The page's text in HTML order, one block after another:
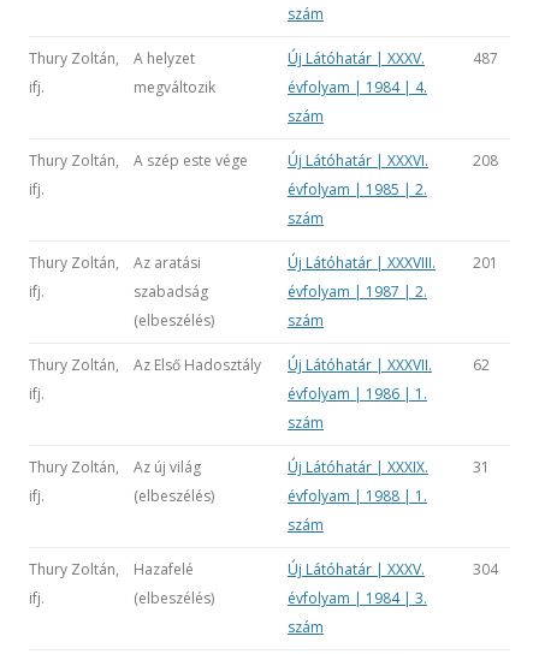
szám
Thury Zoltán,
ifj.
A helyzet
megváltozik
Új Látóhatár | XXXV.
évfolyam | 1984 | 4.
szám
487
Thury Zoltán,
ifj.
A szép este vége
Új Látóhatár | XXXVI.
évfolyam | 1985 | 2.
szám
208
Thury Zoltán,
ifj.
Az aratási
szabadság
(elbeszélés)
Új Látóhatár | XXXVIII.
évfolyam | 1987 | 2.
szám
201
Thury Zoltán,
ifj.
Az Első Hadosztály
Új Látóhatár | XXXVII.
évfolyam | 1986 | 1.
szám
62
Thury Zoltán,
ifj.
Az új világ
(elbeszélés)
Új Látóhatár | XXXIX.
évfolyam | 1988 | 1.
szám
31
Thury Zoltán,
ifj.
Hazafelé
(elbeszélés)
Új Látóhatár | XXXV.
évfolyam | 1984 | 3.
szám
304